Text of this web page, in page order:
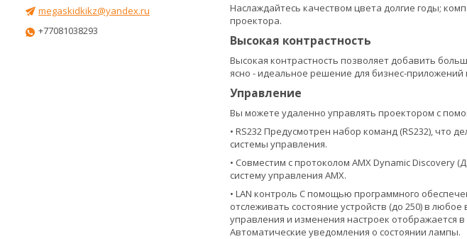
Наслаждайтесь качеством цвета долгие годы;
проектора.
Высокая контрастность
Высокая контрастность позволяет добавить
ясно - идеальное решение для бизнес-
Управление
Вы можете удаленно управлять проектором с
• RS232 Предусмотрен набор команд (RS232), что
системы управления.
• Совместим с протоколом AMX Dynamic Discovery
систему управления AMX.
• LAN контроль С помощью программного
отслеживать состояние устройств (до 250) в
управления и изменения настроек отображается
Автоматические уведомления о состоянии лампы.
megaskidkikz@yandex.ru
+77081038293